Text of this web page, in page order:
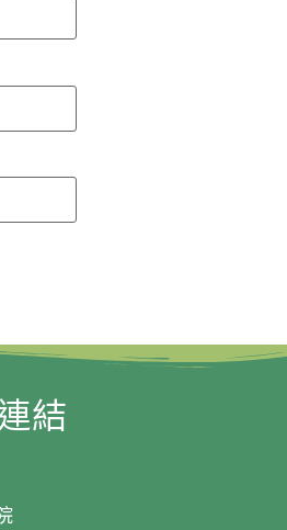
結